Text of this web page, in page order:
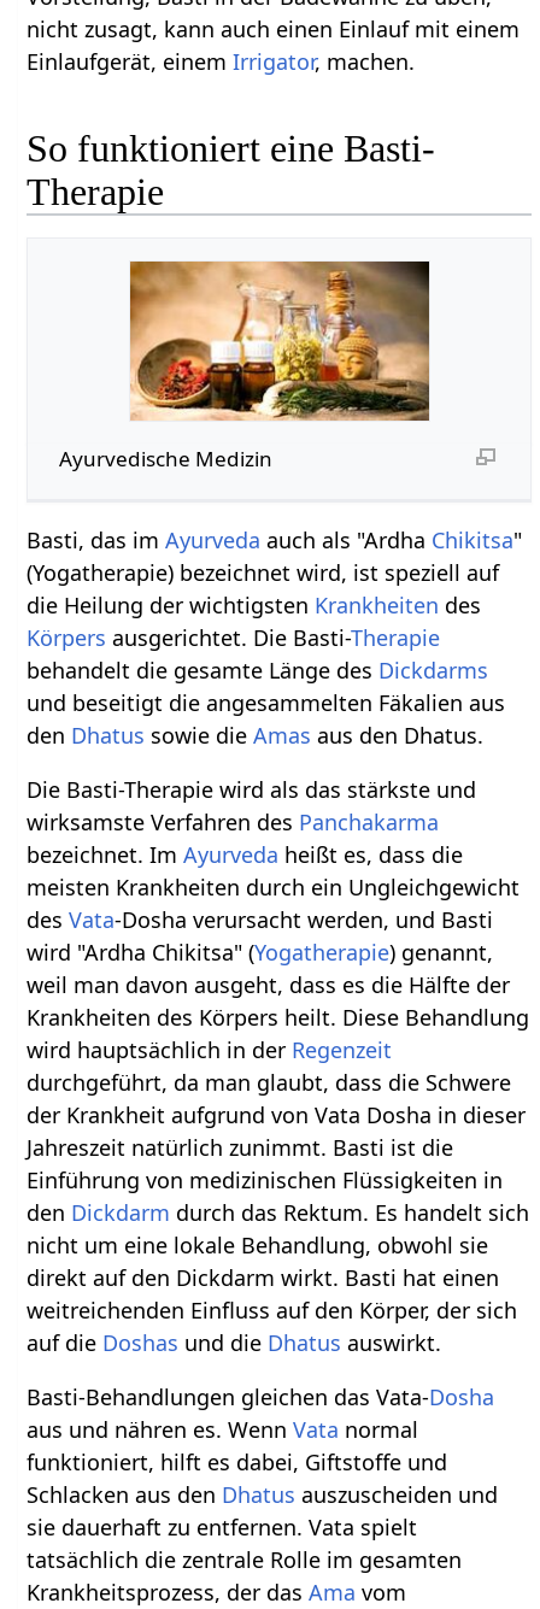
nicht zusagt, kann auch einen Einlauf mit einem
Einlaufgerät, einemIrrigator, machen.
So funktioniert eine Basti-
Therapie
Ayurvedische Medizin
Basti, das imAyurveda auch als "Ardha Chikitsa"
(Yogatherapie) bezeichnet wird, ist speziell auf
die Heilung der wichtigsten Krankheiten des
Körpers ausgerichtet. Die Basti-Therapie
behandelt die gesamte Länge des Dickdarms
und beseitigt die angesammelten Fäkalien aus
den Dhatus sowie dieAmas aus den Dhatus.
Die Basti-Therapie wird als das stärkste und
wirksamste Verfahren des Panchakarma
bezeichnet. ImAyurveda heißt es, dass die
meisten Krankheiten durch ein Ungleichgewicht
desVata-Dosha verursacht werden, und Basti
wird "Ardha Chikitsa" (Yogatherapie) genannt,
weil man davon ausgeht, dass es die Hälfte der
Krankheiten des Körpers heilt. Diese Behandlung
wird hauptsächlich in der Regenzeit
durchgeführt, da man glaubt, dass die Schwere
der Krankheit aufgrund von Vata Dosha in dieser
Jahreszeit natürlich zunimmt. Basti ist die
Einführung von medizinischen Flüssigkeiten in
den Dickdarm durch das Rektum. Es handelt sich
nicht um eine lokale Behandlung, obwohl sie
direkt auf den Dickdarm wirkt. Basti hat einen
weitreichenden Einfluss auf den Körper, der sich
auf die Doshas und die Dhatus auswirkt.
Basti-Behandlungen gleichen das Vata-Dosha
aus und nähren es. WennVata normal
funktioniert, hilft es dabei, Giftstoffe und
Schlacken aus den Dhatus auszuscheiden und
sie dauerhaft zu entfernen. Vata spielt
tatsächlich die zentrale Rolle im gesamten
Krankheitsprozess, der dasAma vom